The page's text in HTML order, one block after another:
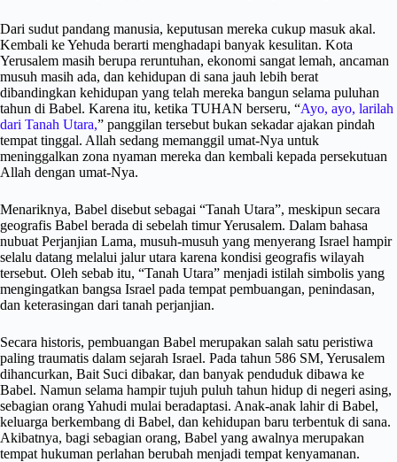
Dari sudut pandang manusia, keputusan mereka cukup masuk akal.
Kembali ke Yehuda berarti menghadapi banyak kesulitan. Kota
Yerusalem masih berupa reruntuhan, ekonomi sangat lemah, ancaman
musuh masih ada, dan kehidupan di sana jauh lebih berat
dibandingkan kehidupan yang telah mereka bangun selama puluhan
tahun di Babel. Karena itu, ketika TUHAN berseru, “Ayo, ayo, larilah
dari Tanah Utara,” panggilan tersebut bukan sekadar ajakan pindah
tempat tinggal. Allah sedang memanggil umat-Nya untuk
meninggalkan zona nyaman mereka dan kembali kepada persekutuan
Allah dengan umat-Nya.
Menariknya, Babel disebut sebagai “Tanah Utara”, meskipun secara
geografis Babel berada di sebelah timur Yerusalem. Dalam bahasa
nubuat Perjanjian Lama, musuh-musuh yang menyerang Israel hampir
selalu datang melalui jalur utara karena kondisi geografis wilayah
tersebut. Oleh sebab itu, “Tanah Utara” menjadi istilah simbolis yang
mengingatkan bangsa Israel pada tempat pembuangan, penindasan,
dan keterasingan dari tanah perjanjian.
Secara historis, pembuangan Babel merupakan salah satu peristiwa
paling traumatis dalam sejarah Israel. Pada tahun 586 SM, Yerusalem
dihancurkan, Bait Suci dibakar, dan banyak penduduk dibawa ke
Babel. Namun selama hampir tujuh puluh tahun hidup di negeri asing,
sebagian orang Yahudi mulai beradaptasi. Anak-anak lahir di Babel,
keluarga berkembang di Babel, dan kehidupan baru terbentuk di sana.
Akibatnya, bagi sebagian orang, Babel yang awalnya merupakan
tempat hukuman perlahan berubah menjadi tempat kenyamanan.